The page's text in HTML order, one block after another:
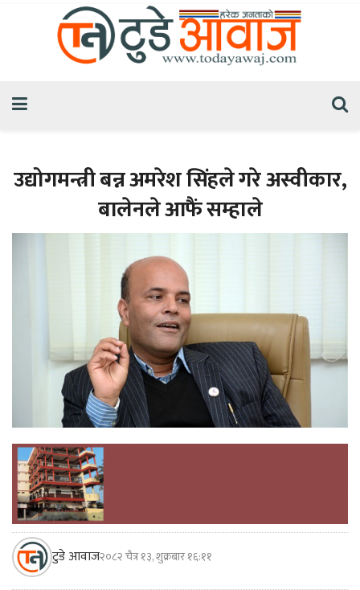
उद्योगमन्त्री बन्न अमरेश सिंहले गरे अस्वीकार,
बालेनले आफैं सम्हाले
टुडे आवाज२०८२ चैत्र १३, शुक्रबार १६:११